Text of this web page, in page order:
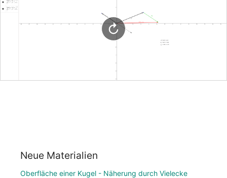
Neue Materialien
Oberfläche einer Kugel - Näherung durch Vielecke